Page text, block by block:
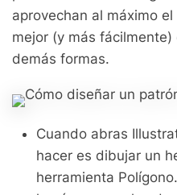
aprovechan al máximo
mejor (y más
demás formas.
Cuando abras
hacer es dibujar un
herramienta